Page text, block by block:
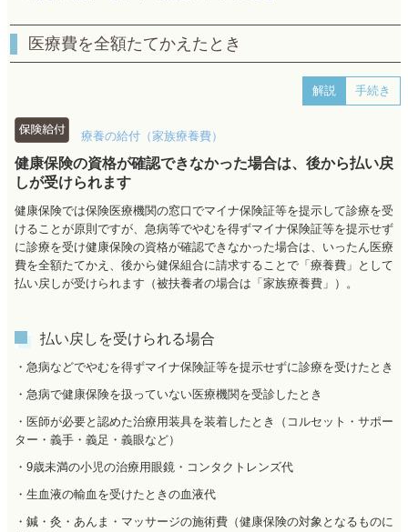
医療費を全額たてかえたとき
解説 手続き
療養の給付（家族療養費）
健康保険の資格が確認できなかった場合は、後から払い戻
しが受けられます
健康保険では保険医療機関の窓口でマイナ保険証等を提示して診療を受
けることが原則ですが、急病等でやむを得ずマイナ保険証等を提示せず
に診療を受け健康保険の資格が確認できなかった場合は、いったん医療
費を全額たてかえ、後から健保組合に請求することで「療養費」として
払い戻しが受けられます（被扶養者の場合は「家族療養費」）。
払い戻しを受けられる場合
・急病などでやむを得ずマイナ保険証等を提示せずに診療を受けたとき
・急病で健康保険を扱っていない医療機関を受診したとき
・医師が必要と認めた治療用装具を装着したとき（コルセット・サポー
ター・義手・義足・義眼など）
・9歳未満の小児の治療用眼鏡・コンタクトレンズ代
・生血液の輸血を受けたときの血液代
・鍼・灸・あんま・マッサージの施術費（健康保険の対象となるものに